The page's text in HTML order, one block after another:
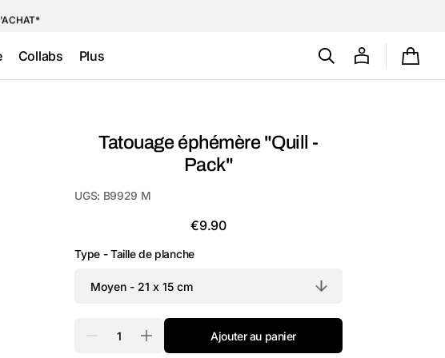
Collabs Plus
Tatouages
éphémères
(B2B)
Tatouage éphémère "Quill -
Pack"
UGS: B9929 M
Prix
€9.90
Type - Taille de planche
Réduire
Augmenter
Ajouter au panier